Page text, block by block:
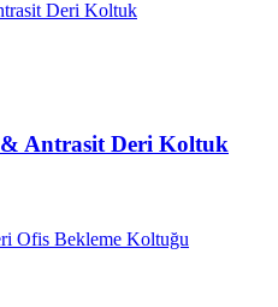
Antrasit Deri Koltuk